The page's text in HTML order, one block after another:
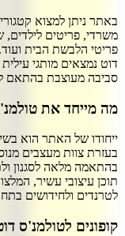
באתר ניתן למצוא
משרדי, פריטים לילדים,
פריטי הלבשת הבית
דוט נמצאים מותגי
סביבה מעוצבת בהתאם
מה מייחד את
ייחודו של האתר הוא
בעזרת צוות מעצבים
בהתאמה מלאה לסגנון
תוכן עיצובי עשיר,
לטרנדים ולחידושים
קופונים לטולמנ'ס